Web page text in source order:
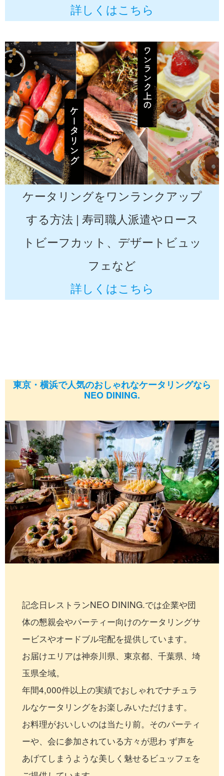
詳しくはこちら
ケータリングをワンランクアップ
する方法 | 寿司職人派遣やロース
トビーフカット、デザートビュッ
フェなど
詳しくはこちら
東京・横浜で人気のおしゃれなケータリングなら
NEO DINING.
記念日レストランNEO DINING.では企業や団
体の懇親会やパーティー向けのケータリングサ
ービスやオードブル宅配を提供しています。
お届けエリアは神奈川県、東京都、千葉県、埼
玉県全域。
年間4,000件以上の実績でおしゃれでナチュラ
ルなケータリングをお楽しみいただけます。
お料理がおいしいのは当たり前。そのパーティ
ーや、会に参加されている方々が思わ ず声を
あげてしまうような美しく魅せるビュッフェを